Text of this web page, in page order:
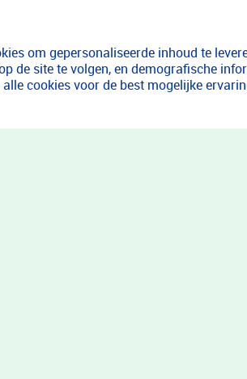
om gepersonaliseerde inhoud te
de site te volgen, en demografische
alle cookies voor de best mogelijke